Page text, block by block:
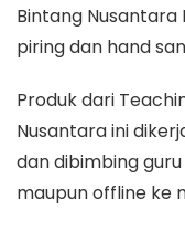
Bintang
piring dan hand
Produk dari
Nusantara ini
dan dibimbing
maupun offline ke